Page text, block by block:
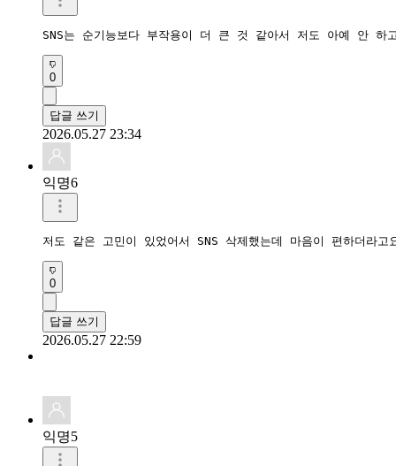
SNS는 순기능보다 부작용이 더 큰 것 같아서 저도 아예 안 하
0
답글 쓰기
2026.05.27 23:34
익명6
저도 같은 고민이 있었어서 SNS 삭제했는데 마음이 편하더라고
0
답글 쓰기
2026.05.27 22:59
익명5